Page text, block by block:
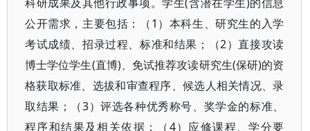
公开需求，主要包括：（1）本科生、研究生的入学
考试成绩、招录过程、标准和结果；（2）直接攻读
博士学位学生(直博)、免试推荐攻读研究生(保研)的资
格获取标准、选拔和审查程序、候选人相关情况、录
取结果；（3）评选各种优秀称号、奖学金的标准、
程序和结果及相关依据；（4）应修课程、学分要